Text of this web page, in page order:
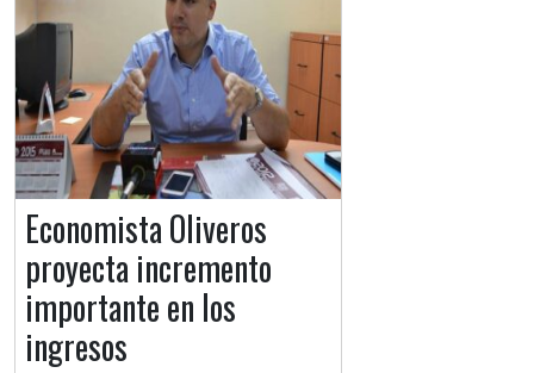
Economista Oliveros
proyecta incremento
importante en los
ingresos